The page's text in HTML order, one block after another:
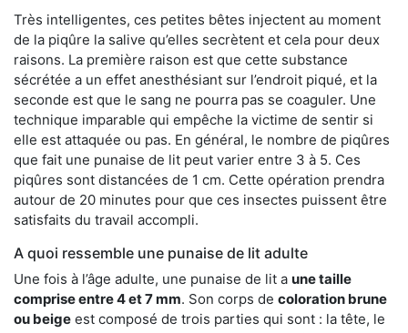
Très intelligentes, ces petites bêtes injectent au moment
de la piqûre la salive qu’elles secrètent et cela pour deux
raisons. La première raison est que cette substance
sécrétée a un effet anesthésiant sur l’endroit piqué, et la
seconde est que le sang ne pourra pas se coaguler. Une
technique imparable qui empêche la victime de sentir si
elle est attaquée ou pas. En général, le nombre de piqûres
que fait une punaise de lit peut varier entre 3 à 5. Ces
piqûres sont distancées de 1 cm. Cette opération prendra
autour de 20 minutes pour que ces insectes puissent être
satisfaits du travail accompli.
A quoi ressemble une punaise de lit adulte
Une fois à l’âge adulte, une punaise de lit a une taille
comprise entre 4 et 7 mm. Son corps de coloration brune
ou beige est composé de trois parties qui sont : la tête, le